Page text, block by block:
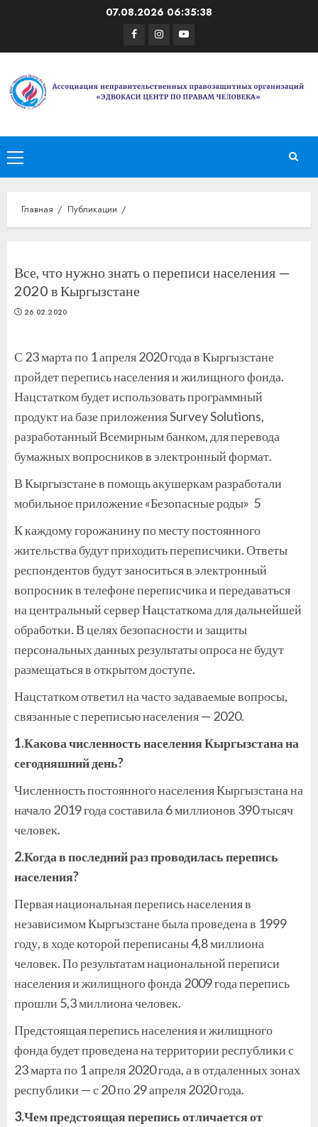
07.08.2026 06:35:39
Facebook
Instagram
Youtube
Основное
меню
Главная Публикации
Все, что нужно знать о переписи населения —
2020 в Кыргызстане
26.02.2020
С 23 марта по 1 апреля 2020 года в Кыргызстане
пройдет перепись населения и жилищного фонда.
Нацстатком будет использовать программный
продукт на базе приложения Survey Solutions,
разработанный Всемирным банком, для перевода
бумажных вопросников в электронный формат.
В Кыргызстане в помощь акушеркам разработали
мобильное приложение «Безопасные роды» 5
К каждому горожанину по месту постоянного
жительства будут приходить переписчики. Ответы
респондентов будут заноситься в электронный
вопросник в телефоне переписчика и передаваться
на центральный сервер Нацстаткома для дальнейшей
обработки. В целях безопасности и защиты
персональных данных результаты опроса не будут
размещаться в открытом доступе.
Нацстатком ответил на часто задаваемые вопросы,
связанные с переписью населения — 2020.
1.Какова численность населения Кыргызстана на
сегодняшний день?
Численность постоянного населения Кыргызстана на
начало 2019 года составила 6 миллионов 390 тысяч
человек.
2.Когда в последний раз проводилась перепись
населения?
Первая национальная перепись населения в
независимом Кыргызстане была проведена в 1999
году, в ходе которой переписаны 4,8 миллиона
человек. По результатам национальной переписи
населения и жилищного фонда 2009 года перепись
прошли 5,3 миллиона человек.
Предстоящая перепись населения и жилищного
фонда будет проведена на территории республики с
23 марта по 1 апреля 2020 года, а в отдаленных зонах
республики — с 20 по 29 апреля 2020 года.
3.Чем предстоящая перепись отличается от